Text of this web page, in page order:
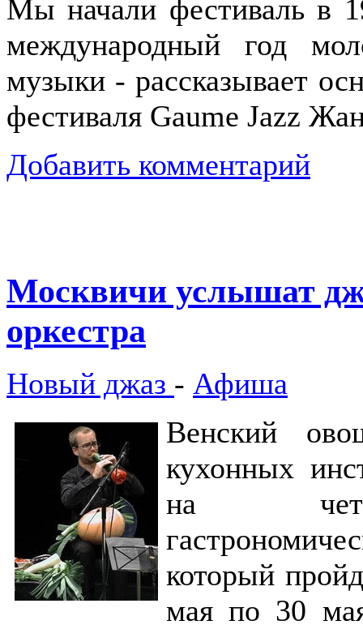
Мы начали фестиваль в
международный год
музыки - рассказывает
фестиваля Gaume Jazz
Добавить комментарий
Москвичи услышат
оркестра
Новый джаз - Афиша
Венский
кухонных
на
который
мая по 30